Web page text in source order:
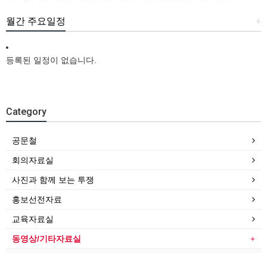
+
월간 주요일정
등록된 일정이 없습니다.
Category
공문철
회의자료실
사진과 함께 보는 투쟁
홍보선전자료
교육자료실
동영상/기타자료실